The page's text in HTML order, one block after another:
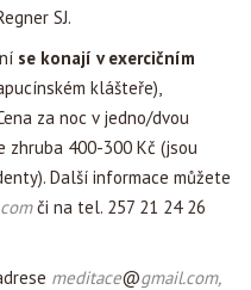
SJ.
se konají v exercičním
klášteře),
za noc v jedno/dvou
zhruba 400-300 Kč (jsou
Další informace můžete
či na tel. 257 21 24 26
meditace@gmail.com,